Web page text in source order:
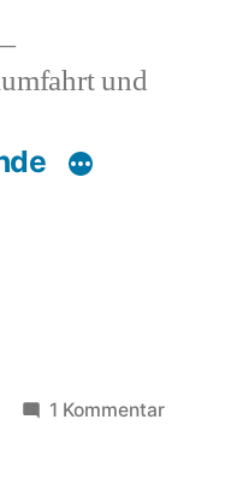
und
1 Kommentarzu